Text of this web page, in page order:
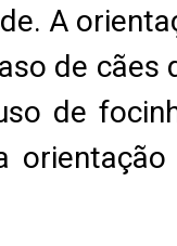
A
de cães
de